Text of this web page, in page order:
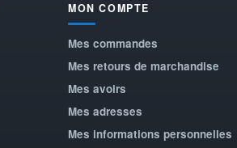
MON COMPTE
Mes commandes
Mes retours de marchandise
Mes avoirs
Mes adresses
Mes informations personnelles